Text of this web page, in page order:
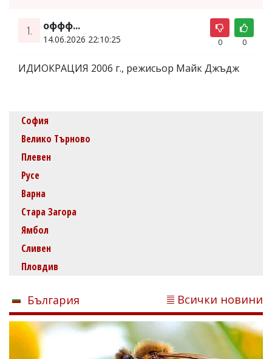
1. оффф...
14.06.2026 22:10:25 0 0
ИДИОКРАЦИЯ 2006 г., режисьор Майк Джъдж
София
Велико Търново
Плевен
Русе
Варна
Стара Загора
Ямбол
Сливен
Пловдив
България Всички новини